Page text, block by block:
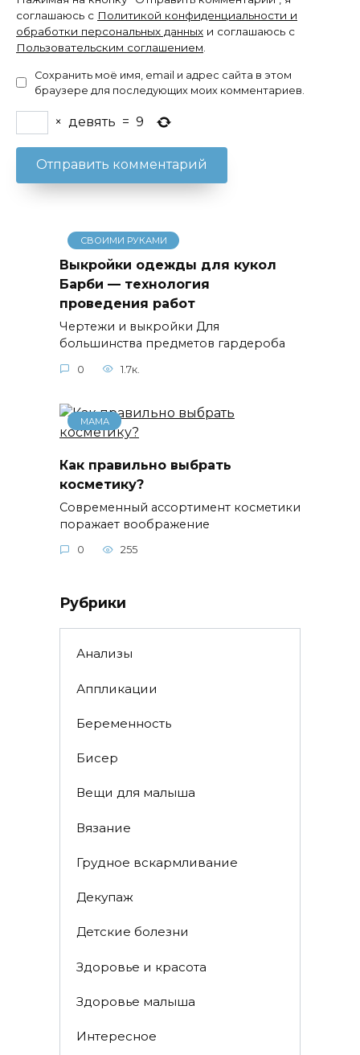
соглашаюсь с Политикой конфиденциальности и
обработки персональных данных и соглашаюсь с
Пользовательским соглашением
Сохранить моё имя, email и адрес сайта в этом
браузере для последующих моих комментариев.
× девять = 9
СВОИМИ РУКАМИ
Выкройки одежды для кукол
Барби — технология
проведения работ
Чертежи и выкройки Для
большинства предметов гардероба
0 1.7к.
МАМА
Как правильно выбрать
косметику?
Современный ассортимент косметики
поражает воображение
0 255
Рубрики
Анализы
Аппликации
Беременность
Бисер
Вещи для малыша
Вязание
Грудное вскармливание
Декупаж
Детские болезни
Здоровье и красота
Здоровье малыша
Интересное